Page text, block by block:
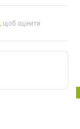
, щоб оцінити